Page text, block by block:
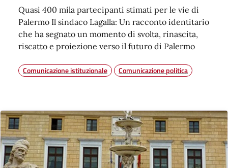
Quasi 400 mila partecipanti stimati per le vie di
Palermo Il sindaco Lagalla: Un racconto identitario
che ha segnato un momento di svolta, rinascita,
riscatto e proiezione verso il futuro di Palermo
Comunicazione istituzionale Comunicazione politica